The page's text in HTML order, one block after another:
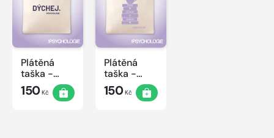
Plátěná
taška -
Dýchej
150Kč
Plátěná
taška -
Čtení
150Kč